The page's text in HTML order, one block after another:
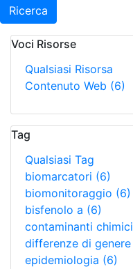
Ricerca
Voci Risorse
Qualsiasi Risorsa
Contenuto Web (6)
Tag
Qualsiasi Tag
biomarcatori (6)
biomonitoraggio (6)
bisfenolo a (6)
contaminanti chimici
differenze di genere
epidemiologia (6)